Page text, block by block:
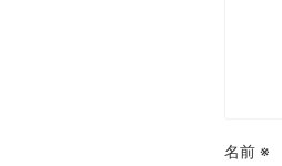
名前 ※